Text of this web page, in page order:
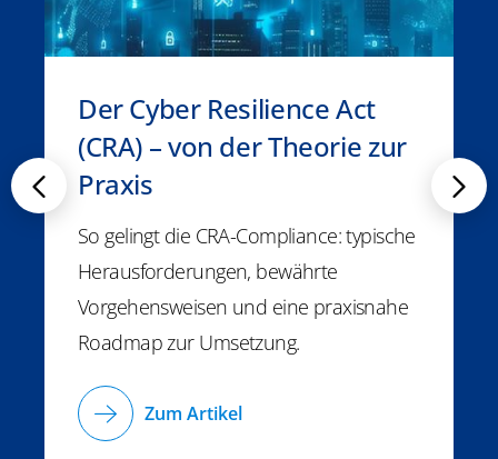
Der Cyber Resilience Act
(CRA) – von der Theorie zur
Praxis
So gelingt die CRA-Compliance: typische
Herausforderungen, bewährte
Vorgehensweisen und eine praxisnahe
Roadmap zur Umsetzung.
Zum Artikel